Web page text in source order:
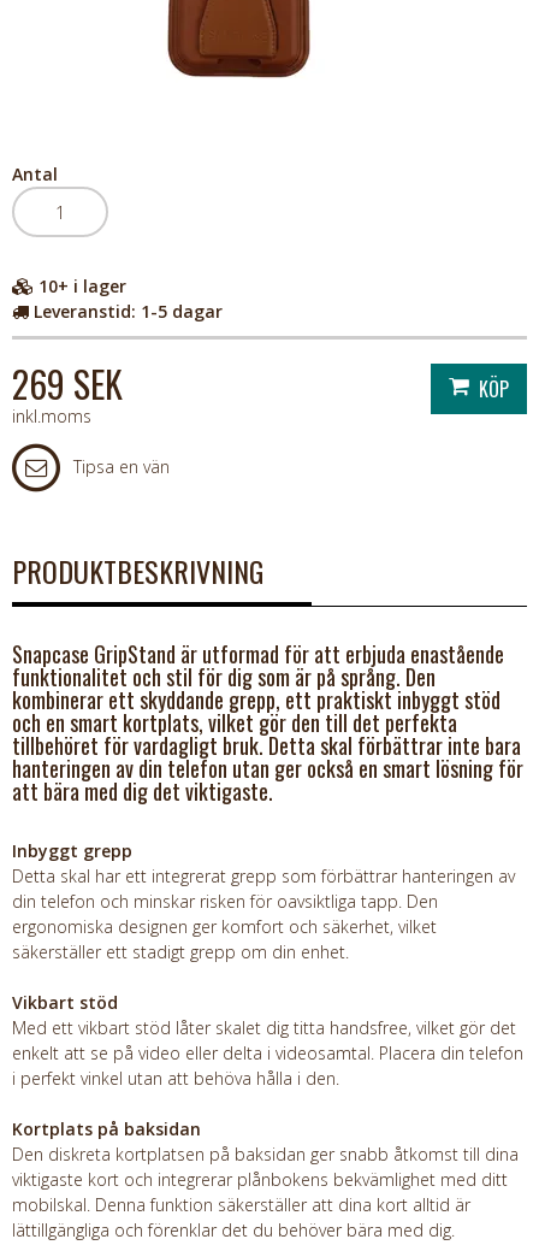
Antal
10+ i lager
Leveranstid: 1-5 dagar
269 SEK
inkl.moms
Tipsa en vän
PRODUKTBESKRIVNING
Snapcase GripStand är utformad för att erbjuda enastående
funktionalitet och stil för dig som är på språng. Den
kombinerar ett skyddande grepp, ett praktiskt inbyggt stöd
och en smart kortplats, vilket gör den till det perfekta
tillbehöret för vardagligt bruk. Detta skal förbättrar inte bara
hanteringen av din telefon utan ger också en smart lösning för
att bära med dig det viktigaste.
Inbyggt grepp
Detta skal har ett integrerat grepp som förbättrar hanteringen av
din telefon och minskar risken för oavsiktliga tapp. Den
ergonomiska designen ger komfort och säkerhet, vilket
säkerställer ett stadigt grepp om din enhet.
Vikbart stöd
Med ett vikbart stöd låter skalet dig titta handsfree, vilket gör det
enkelt att se på video eller delta i videosamtal. Placera din telefon
i perfekt vinkel utan att behöva hålla i den.
Kortplats på baksidan
Den diskreta kortplatsen på baksidan ger snabb åtkomst till dina
viktigaste kort och integrerar plånbokens bekvämlighet med ditt
mobilskal. Denna funktion säkerställer att dina kort alltid är
lättillgängliga och förenklar det du behöver bära med dig.